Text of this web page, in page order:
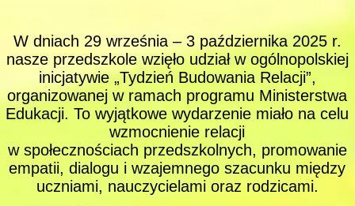
W dniach 29 września – 3 października 2025 r.
nasze przedszkole wzięło udział w ogólnopolskiej
inicjatywie „Tydzień Budowania Relacji”,
organizowanej w ramach programu Ministerstwa
Edukacji. To wyjątkowe wydarzenie miało na celu
wzmocnienie relacji
w społecznościach przedszkolnych, promowanie
empatii, dialogu i wzajemnego szacunku między
uczniami, nauczycielami oraz rodzicami.